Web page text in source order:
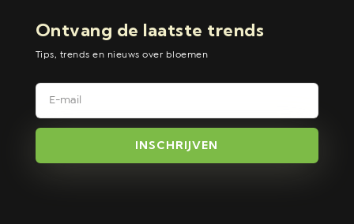
Ontvang de laatste trends
Tips, trends en nieuws over bloemen
INSCHRIJVEN